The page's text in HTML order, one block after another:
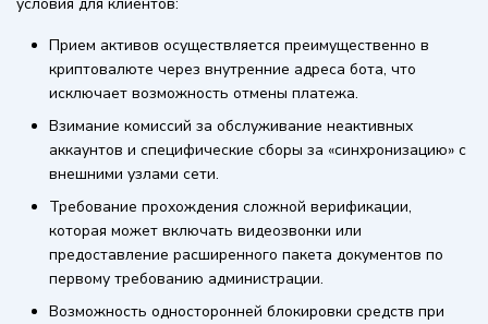
Прием активов осуществляется преимущественно в
криптовалюте через внутренние адреса бота, что
исключает возможность отмены платежа.
Взимание комиссий за обслуживание неактивных
аккаунтов и специфические сборы за «синхронизацию» с
внешними узлами сети.
Требование прохождения сложной верификации,
которая может включать видеозвонки или
предоставление расширенного пакета документов по
первому требованию администрации.
Возможность односторонней блокировки средств при